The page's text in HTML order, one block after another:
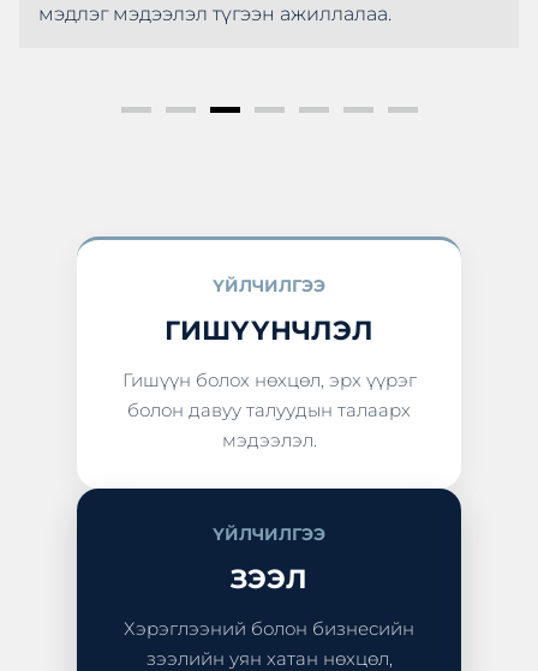
мэдлэг мэдээлэл түгээн ажиллалаа.
ҮЙЛЧИЛГЭЭ
ГИШҮҮНЧЛЭЛ
Гишүүн болох нөхцөл, эрх үүрэг
болон давуу талуудын талаарх
мэдээлэл.
ҮЙЛЧИЛГЭЭ
ЗЭЭЛ
Хэрэглээний болон бизнесийн
зээлийн уян хатан нөхцөл,